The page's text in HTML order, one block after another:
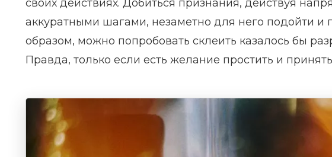
своих действиях. Добиться признания, действуя
аккуратными шагами, незаметно для него подойти и
образом, можно попробовать склеить казалось бы
Правда, только если есть желание простить и принять